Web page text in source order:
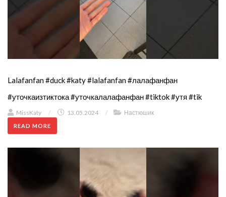
Lalafanfan #duck #katy #lalafanfan #лалафанфан
#уточкаизтиктока #уточкалалафанфан #tiktok #утя #tik
MissKaty / 13.05.2024 / Настюшик
READ MORE